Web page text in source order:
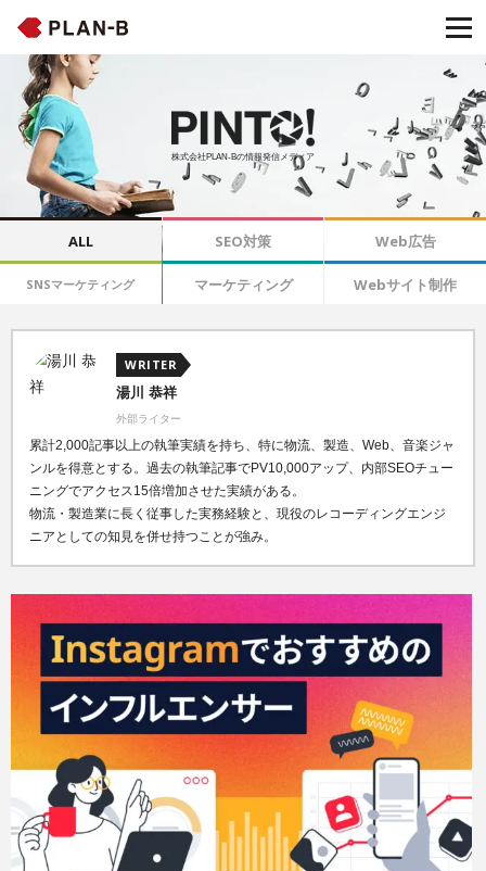
株式会社PLAN-Bの情報発信メディア
ALL SEO対策 Web広告
SNSマーケティング マーケティング Webサイト制作
WRITER
湯川 恭祥
外部ライター
累計2,000記事以上の執筆実績を持ち、特に物流、製造、Web、音楽ジャ
ンルを得意とする。過去の執筆記事でPV10,000アップ、内部SEOチュー
ニングでアクセス15倍増加させた実績がある。
物流・製造業に長く従事した実務経験と、現役のレコーディングエンジ
ニアとしての知見を併せ持つことが強み。